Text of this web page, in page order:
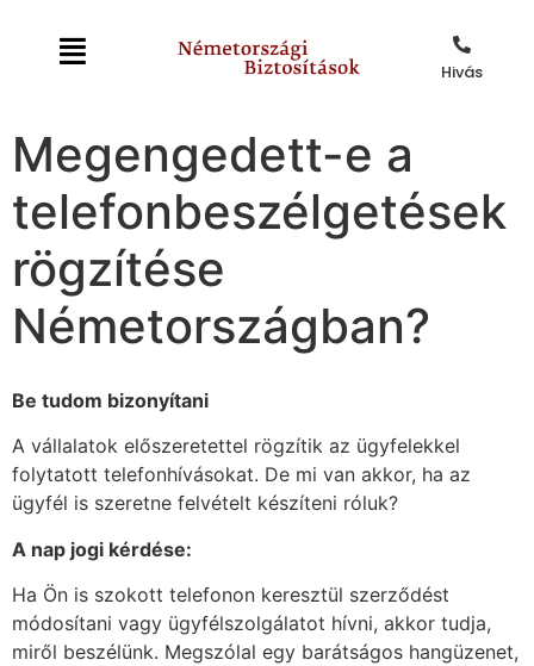
Hivás
Megengedett-e a
telefonbeszélgetések
rögzítése
Németországban?
Be tudom bizonyítani
A vállalatok előszeretettel rögzítik az ügyfelekkel
folytatott telefonhívásokat. De mi van akkor, ha az
ügyfél is szeretne felvételt készíteni róluk?
A nap jogi kérdése:
Ha Ön is szokott telefonon keresztül szerződést
módosítani vagy ügyfélszolgálatot hívni, akkor tudja,
miről beszélünk. Megszólal egy barátságos hangüzenet,